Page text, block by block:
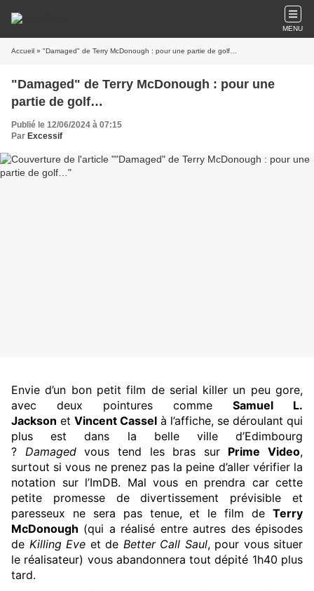
MENU
Accueil » "Damaged" de Terry McDonough : pour une partie de golf…
"Damaged" de Terry McDonough : pour une
partie de golf…
Publié le 12/06/2024 à 07:15
Par Excessif
Envie d’un bon petit film de serial killer un peu gore,
avec deux pointures comme
Samuel L.
Jackson et Vincent Cassel à l’affiche, se déroulant qui
plus est dans la belle ville d’Edimbourg
? Damaged vous tend les bras sur Prime Video,
surtout si vous ne prenez pas la peine d’aller vérifier la
notation sur l’ImDB. Mal vous en prendra car cette
petite promesse de divertissement prévisible et
paresseux ne sera pas tenue, et le film de Terry
McDonough (qui a réalisé entre autres des épisodes
de Killing Eve et de Better Call Saul, pour vous situer
le réalisateur) vous abandonnera tout dépité 1h40 plus
tard.